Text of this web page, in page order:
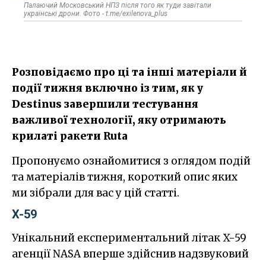
Палаючий Московський НПЗ після того як туди завітали
українські дрони. Фото - t.me/exilenova_plus
Розповідаємо про ці та інші матеріали й
події тижня включно із тим, як у
Destinus завершили тестування
важливої технології, яку отримають
крилаті ракети Ruta
Пропонуємо ознайомитися з оглядом подій
та матеріалів тижня, короткий опис яких
ми зібрали для вас у цій статті.
X-59
Унікальний експериментальний літак X-59
агенції NASA вперше здійснив надзвуковий